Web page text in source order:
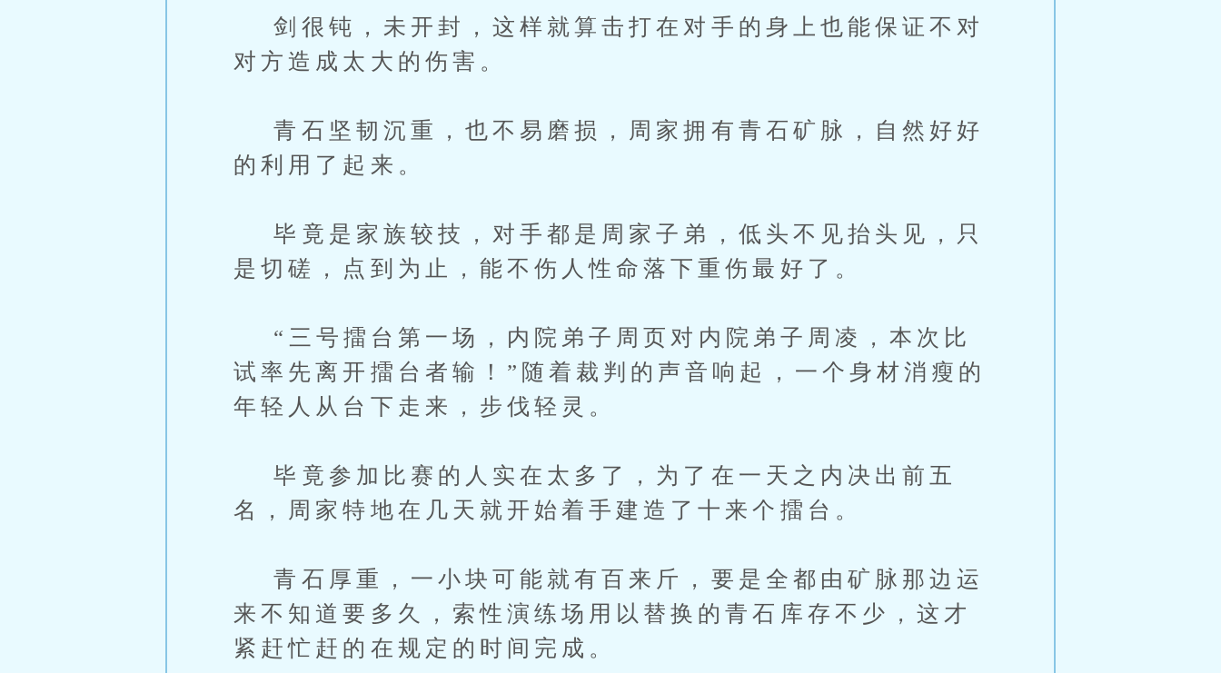
剑很钝，未开封，这样就算击打在对手的身上也能保证不对
对方造成太大的伤害。
青石坚韧沉重，也不易磨损，周家拥有青石矿脉，自然好好
的利用了起来。
毕竟是家族较技，对手都是周家子弟，低头不见抬头见，只
是切磋，点到为止，能不伤人性命落下重伤最好了。
“三号擂台第一场，内院弟子周页对内院弟子周凌，本次比
试率先离开擂台者输！”随着裁判的声音响起，一个身材消瘦的
年轻人从台下走来，步伐轻灵。
毕竟参加比赛的人实在太多了，为了在一天之内决出前五
名，周家特地在几天就开始着手建造了十来个擂台。
青石厚重，一小块可能就有百来斤，要是全都由矿脉那边运
来不知道要多久，索性演练场用以替换的青石库存不少，这才
紧赶忙赶的在规定的时间完成。